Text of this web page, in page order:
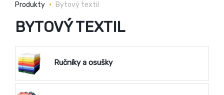
Produkty Bytový textil
BYTOVÝ TEXTIL
Ručníky a osušky